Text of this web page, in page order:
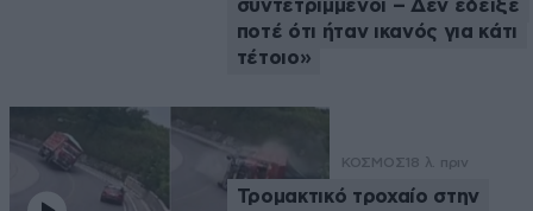
συντετριμμένοι – Δεν έδειξε
ποτέ ότι ήταν ικανός για κάτι
τέτοιο»
ΚΟΣΜΟΣ 18 λ. πριν
Τρομακτικό τροχαίο στην